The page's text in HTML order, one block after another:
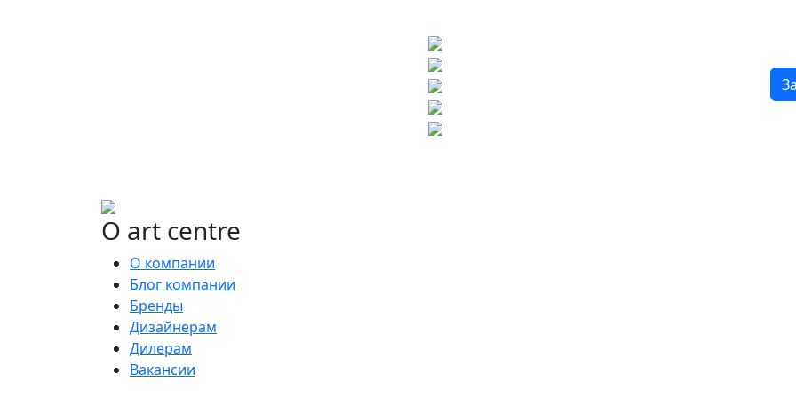
О art centre
О компании
Блог компании
Бренды
Дизайнерам
Дилерам
Вакансии